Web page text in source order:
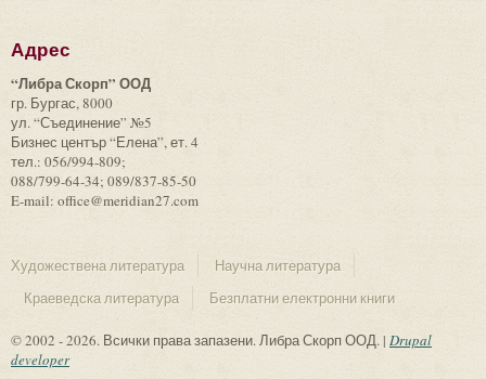
Адрес
“Либра Скорп” ООД
гр. Бургас, 8000
ул. “Съединение” №5
Бизнес център “Елена”, ет. 4
тел.: 056/994-809;
088/799-64-34; 089/837-85-50
E-mail: office@meridian27.com
Художествена литература
Научна литература
Краеведска литература
Безплатни електронни книги
© 2002 - 2026. Всички права запазени. Либра Скорп ООД. | Drupal
developer